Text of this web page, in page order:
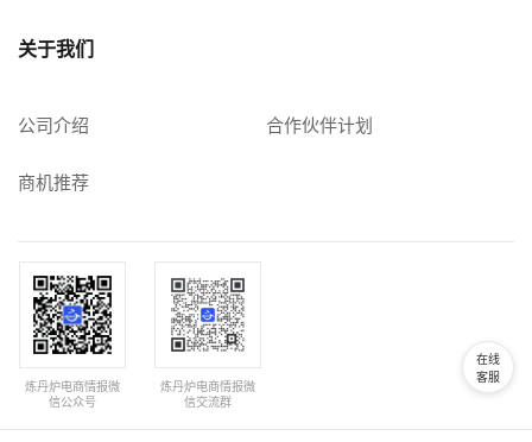
关于我们
公司介绍 合作伙伴计划
商机推荐
炼丹炉电商情报微
信公众号
炼丹炉电商情报微
信交流群
在线
客服